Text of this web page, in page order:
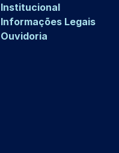
Institucional
Informações Legais
Ouvidoria